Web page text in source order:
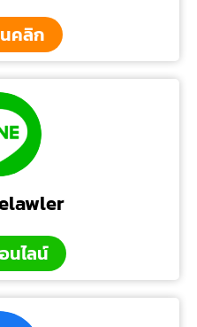
คลิก
นไลน์